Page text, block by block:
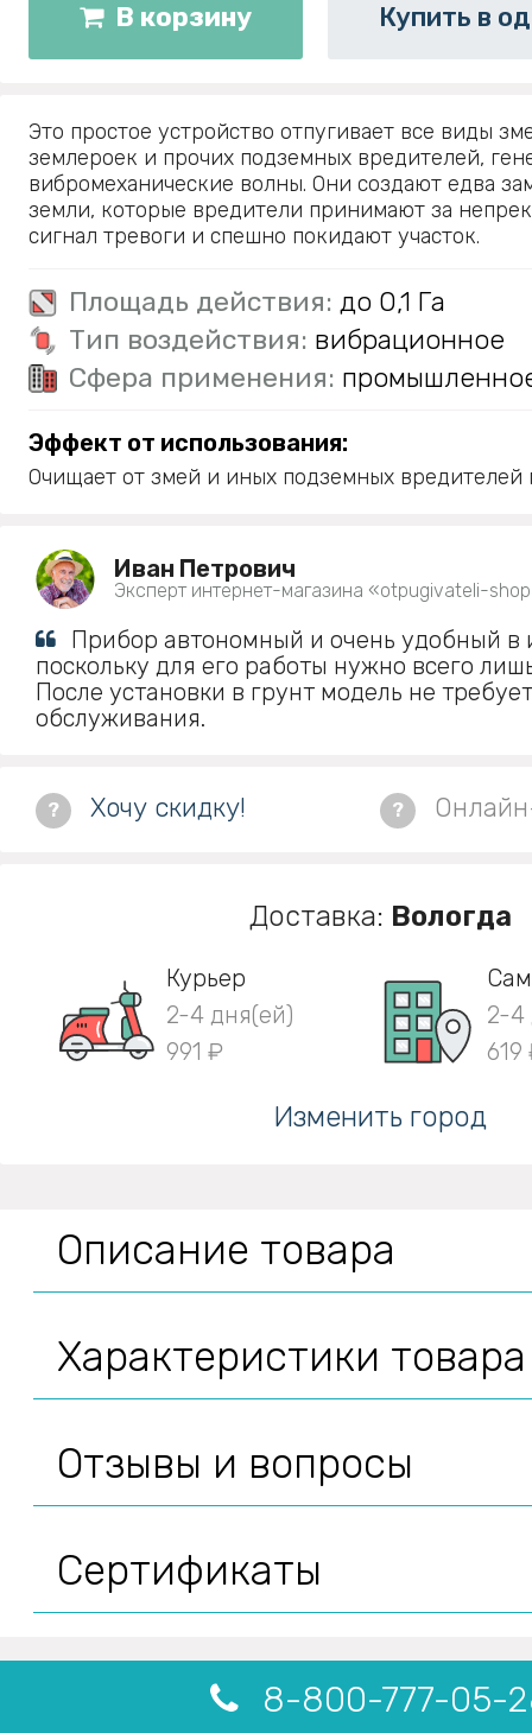
В корзину Купить в
Это простое устройство отпугивает все виды
землероек и прочих подземных вредителей,
вибромеханические волны. Они создают едва
земли, которые вредители принимают за
сигнал тревоги и спешно покидают участок.
Площадь действия: до 0,1 Га
Тип воздействия: вибрационное
Сфера применения:
Эффект от использования:
Очищает от змей и иных подземных вредителей
Иван Петрович
Эксперт интернет-магазина «otpugivateli-
Прибор автономный и очень удобный в
поскольку для его работы нужно всего
После установки в грунт модель не
обслуживания.
? Хочу скидку! ?
Доставка: Вологда
Курьер
2-4 дня(ей)
991 ₽
2-4
619
Изменить город
Описание товара
Характеристики товара
Отзывы и вопросы
Сертификаты
8-800-777-05-